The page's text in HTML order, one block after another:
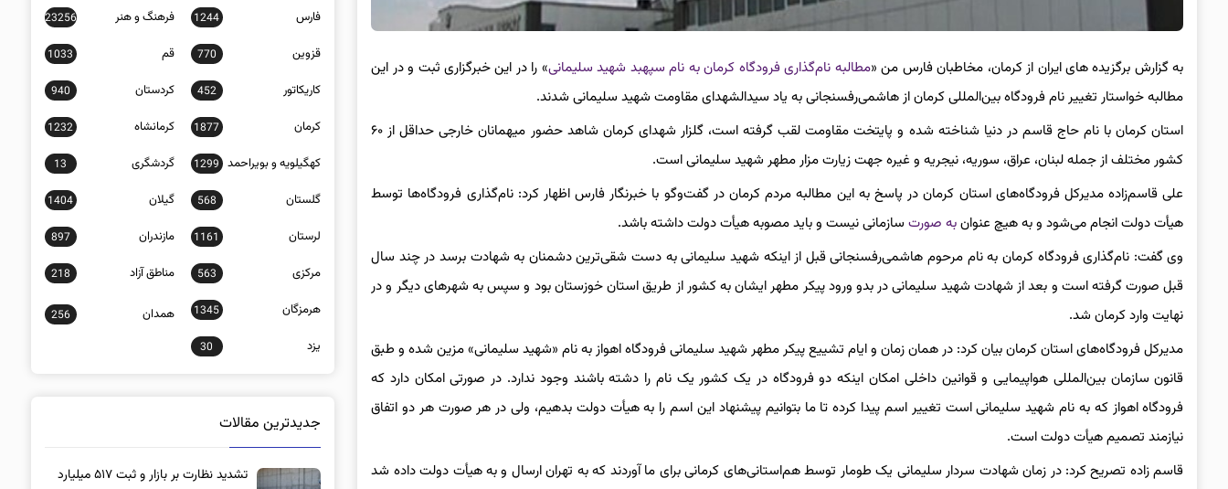
به گزارش برگزیده های ایران از کرمان، مخاطبان فارس من «مطالبه نام‌گذاری فرودگاه کرمان به نام سپهبد شهید سلیمانی» را در این خبرگزاری ثبت و در این
مطالبه خواستار تغییر نام فرودگاه بین‌المللی کرمان از هاشمی‌رفسنجانی به یاد سیدالشهدای مقاومت شهید سلیمانی شدند.
استان کرمان با نام حاج قاسم در دنیا شناخته شده و پایتخت مقاومت لقب گرفته است، گلزار شهدای کرمان شاهد حضور میهمانان خارجی حداقل از ۶۰
کشور مختلف از جمله لبنان، عراق، سوریه، نیجریه و غیره جهت زیارت مزار مطهر شهید سلیمانی است.
علی قاسم‌زاده مدیرکل فرودگاه‌های استان کرمان در پاسخ به این مطالبه مردم کرمان در گفت‌وگو با خبرنگار فارس اظهار کرد: نام‌گذاری فرودگاه‌ها توسط
هیأت دولت انجام می‌شود و به هیچ عنوانبه صورتسازمانی نیست و باید مصوبه هیأت دولت داشته باشد.
وی گفت: نام‌گذاری فرودگاه کرمان به نام مرحوم هاشمی‌رفسنجانی قبل از اینکه شهید سلیمانی به دست شقی‌ترین دشمنان به شهادت برسد در چند سال
قبل صورت گرفته است و بعد از شهادت شهید سلیمانی در بدو ورود پیکر مطهر ایشان به کشور از طریق استان خوزستان بود و سپس به شهرهای دیگر و در
نهایت وارد کرمان شد.
مدیرکل فرودگاه‌های استان کرمان بیان کرد: در همان زمان و ایام تشییع پیکر مطهر شهید سلیمانی فرودگاه اهواز به نام «شهید سلیمانی» مزین شده و طبق
قانون سازمان بین‌المللی هواپیمایی و قوانین داخلی امکان اینکه دو فرودگاه در یک کشور یک نام را دشته باشند وجود ندارد. در صورتی امکان دارد که
فرودگاه اهواز که به نام شهید سلیمانی است تغییر اسم پیدا کرده تا ما بتوانیم پیشنهاد این اسم را به هیأت دولت بدهیم، ولی در هر صورت هر دو اتفاق
نیازمند تصمیم هیأت دولت است.
قاسم‌ زاده تصریح کرد: در زمان شهادت سردار سلیمانی یک طومار توسط هم‌استانی‌های کرمانی برای ما آوردند که به تهران ارسال و به هیأت دولت داده شد
فارس 1244 فرهنگ و هنر 23256
قزوین 770 قم 1033
کاریکاتور 452 کردستان 940
کرمان 1877 کرمانشاه 1232
کهگیلویه و بویراحمد 1299 گردشگری 13
گلستان 568 گیلان 1404
لرستان 1161 مازندران 897
مرکزی 563 مناطق آزاد 218
هرمزگان 1345 همدان 256
یزد 30
جدیدترین مقالات
تشدید نظارت بر بازار و ثبت ۵۱۷ میلیارد